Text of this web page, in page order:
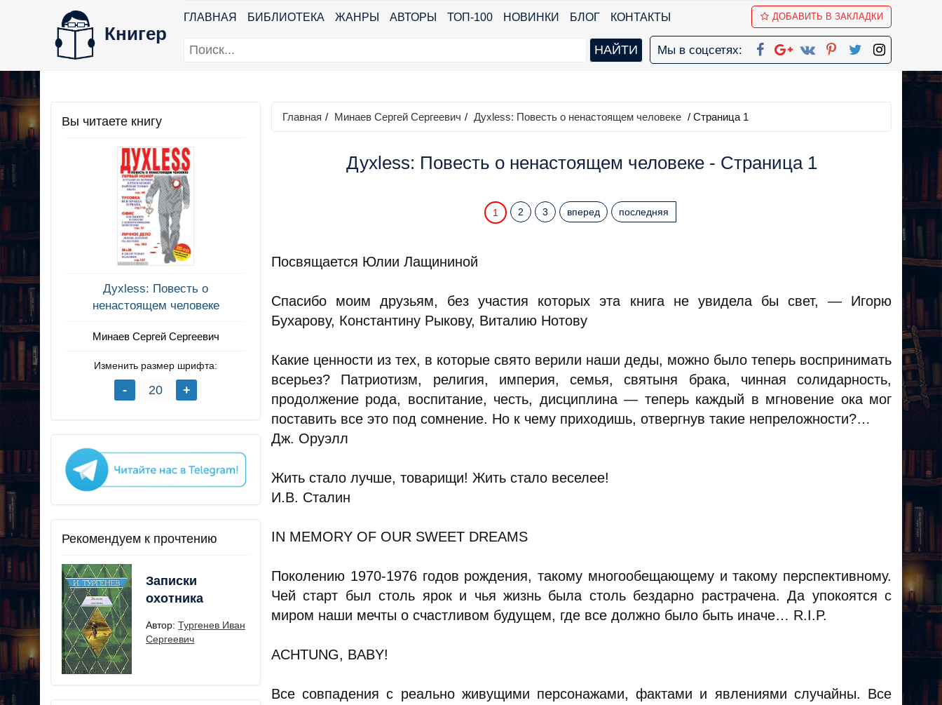
Книгер
ГЛАВНАЯ БИБЛИОТЕКА ЖАНРЫ АВТОРЫ ТОП-100 НОВИНКИ БЛОГ КОНТАКТЫ ДОБАВИТЬ В ЗАКЛАДКИ
Мы в соцсетях:
Вы читаете книгу
Духless: Повесть о
ненастоящем человеке
Минаев Сергей Сергеевич
Изменить размер шрифта:
Рекомендуем к прочтению
Записки
охотника
Автор: Тургенев Иван
Сергеевич
Главная / Минаев Сергей Сергеевич / Духless: Повесть о ненастоящем человеке / Страница 1
Духless: Повесть о ненастоящем человеке - Страница 1
1 2 3 вперед последняя
Посвящается Юлии Лащининой
Спасибо моим друзьям, без участия которых эта книга не увидела бы свет, — Игорю
Бухарову, Константину Рыкову, Виталию Нотову
Какие ценности из тех, в которые свято верили наши деды, можно было теперь воспринимать
всерьез? Патриотизм, религия, империя, семья, святыня брака, чинная солидарность,
продолжение рода, воспитание, честь, дисциплина — теперь каждый в мгновение ока мог
поставить все это под сомнение. Но к чему приходишь, отвергнув такие непреложности?…
Дж. Оруэлл
Жить стало лучше, товарищи! Жить стало веселее!
И.В. Сталин
IN MEMORY OF OUR SWEET DREAMS
Поколению 1970-1976 годов рождения, такому многообещающему и такому перспективному.
Чей старт был столь ярок и чья жизнь была столь бездарно растрачена. Да упокоятся с
миром наши мечты о счастливом будущем, где все должно было быть иначе… R.I.P.
ACHTUNG, BABY!
Все совпадения с реально живущими персонажами, фактами и явлениями случайны. Все